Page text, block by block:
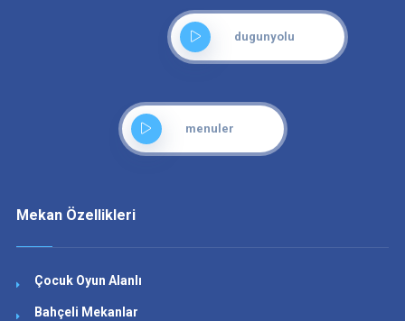
dugunyolu
menuler
Mekan Özellikleri
Çocuk Oyun Alanlı
Bahçeli Mekanlar